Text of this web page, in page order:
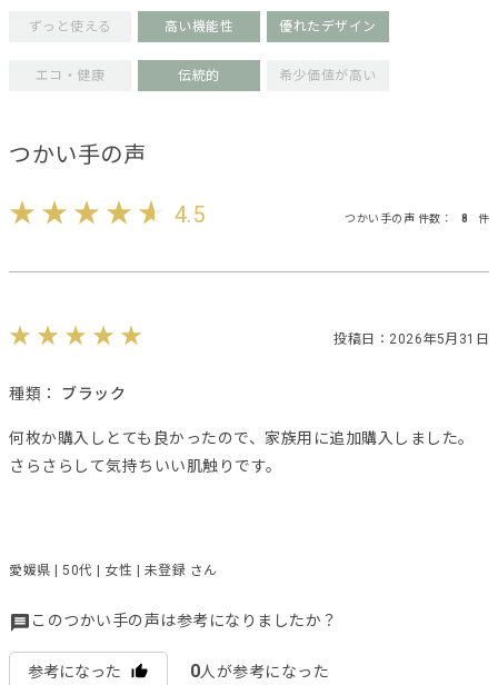
ずっと使える 高い機能性 優れたデザイン
エコ・健康 伝統的 希少価値が高い
つかい手の声
4.5 つかい手の声 件数： 8 件
投稿日：2026年5月31日
種類： ブラック
何枚か購入しとても良かったので、家族用に追加購入しました。
さらさらして気持ちいい肌触りです。
愛媛県 | 50代 | 女性 | 未登録 さん
このつかい手の声は参考になりましたか？
参考になった 0人が参考になった